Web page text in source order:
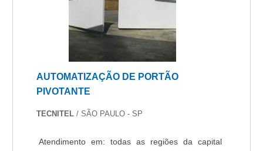
AUTOMATIZAÇÃO DE PORTÃO
PIVOTANTE
TECNITEL / SÃO PAULO - SP
Atendimento em: todas as regiões da capital